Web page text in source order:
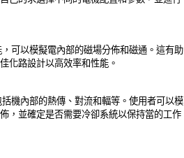
可以模擬電內部的磁場分佈和磁通。這有助
化路設計以高效率和性能。
機內部的熱傳、對流和輻等。使用者可以模
，並確定是否需要冷卻系統以保持當的工作